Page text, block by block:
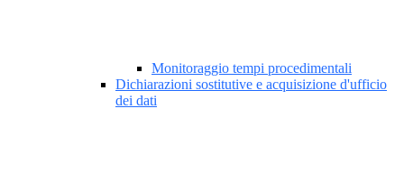
Monitoraggio tempi procedimentali
Dichiarazioni sostitutive e acquisizione d'ufficio
dei dati